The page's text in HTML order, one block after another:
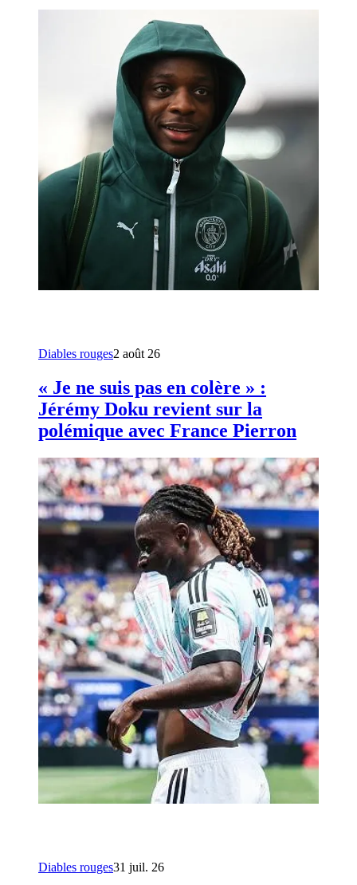
Diables rouges2 août 26
« Je ne suis pas en colère » :
Jérémy Doku revient sur la
polémique avec France Pierron
Diables rouges31 juil. 26